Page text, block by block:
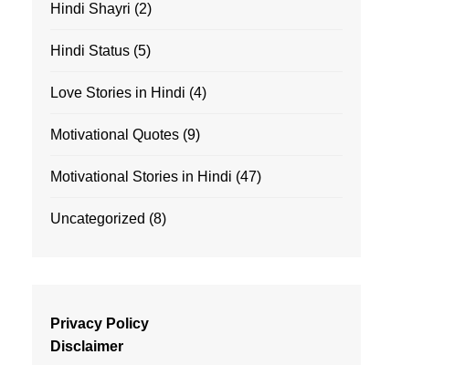
Hindi Shayri (2)
Hindi Status (5)
Love Stories in Hindi (4)
Motivational Quotes (9)
Motivational Stories in Hindi (47)
Uncategorized (8)
Privacy Policy
Disclaimer